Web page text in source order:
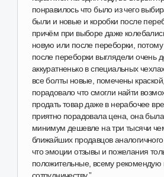
Перейти в магазин